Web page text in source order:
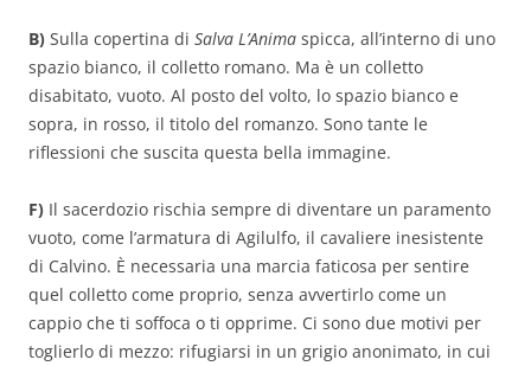
B) Sulla copertina di Salva L’Anima spicca, all’interno di uno
spazio bianco, il colletto romano. Ma è un colletto
disabitato, vuoto. Al posto del volto, lo spazio bianco e
sopra, in rosso, il titolo del romanzo. Sono tante le
riflessioni che suscita questa bella immagine.
F) Il sacerdozio rischia sempre di diventare un paramento
vuoto, come l’armatura di Agilulfo, il cavaliere inesistente
di Calvino. È necessaria una marcia faticosa per sentire
quel colletto come proprio, senza avvertirlo come un
cappio che ti soffoca o ti opprime. Ci sono due motivi per
toglierlo di mezzo: rifugiarsi in un grigio anonimato, in cui